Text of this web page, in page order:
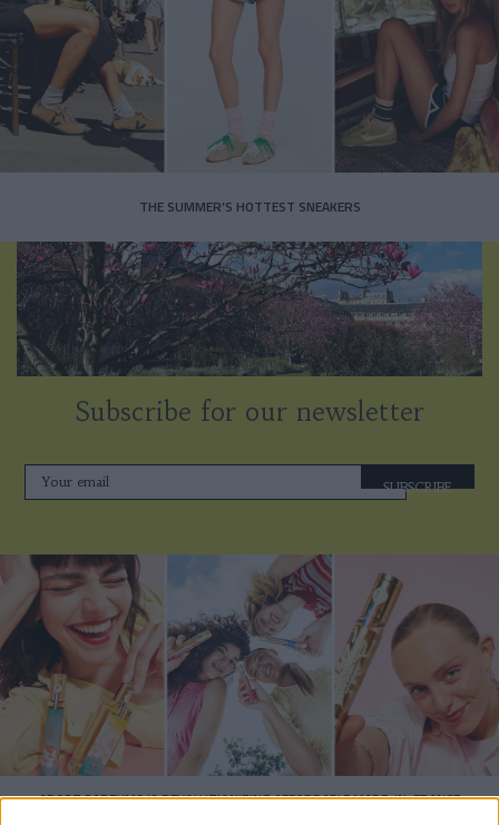
THE SUMMER’S HOTTEST SNEAKERS
Subscribe for our newsletter
SUBSCRIBE
ADOPT PARFUMS IS REVOLUTIONIZING AFFORDABLE MADE-IN-FRANCE